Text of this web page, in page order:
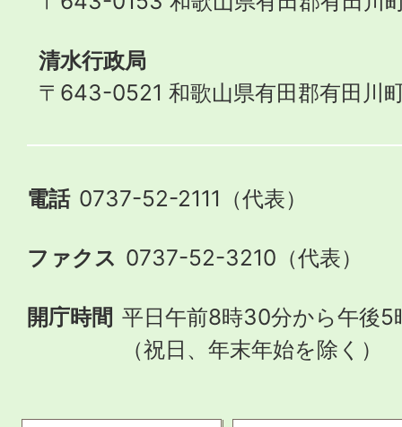
清水行政局
〒643-0521 和歌山県有田郡有田川
電話 0737-52-2111（代表）
ファクス 0737-52-3210（代表）
開庁時間 平日午前8時30分から午後5
（祝日、年末年始を除く）